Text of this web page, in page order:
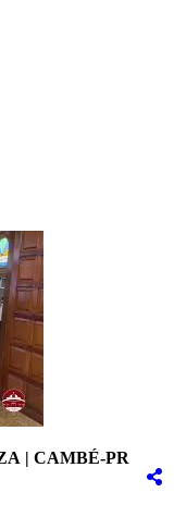
| CAMBÉ-PR